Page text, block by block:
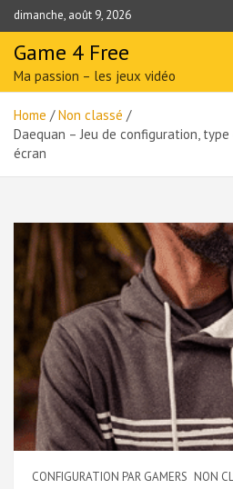
Skip
to
content
dimanche, août 9, 2026
Game 4 Free
Ma passion – les jeux vidéo
Home
Non classé
Daequan – Jeu de configuration, type
écran
CONFIGURATION PAR GAMERS NON